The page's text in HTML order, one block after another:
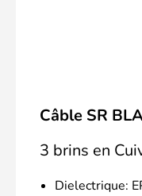
Câble SR
3 brins en
Dielectrique: